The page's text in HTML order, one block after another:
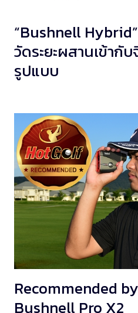
“Bushnell
วัดระยะผสานเข้ากั
รูปแบบ
Recommended
Bushnell Pro X2